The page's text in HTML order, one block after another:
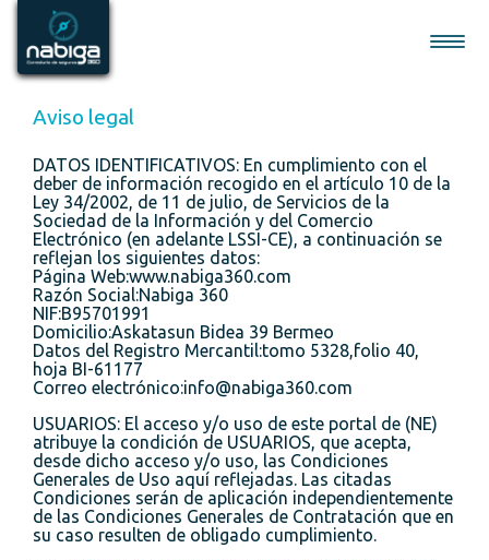
Nabiga 360
Logo - Ir a la página principal
Aviso legal
DATOS IDENTIFICATIVOS: En cumplimiento con el
deber de información recogido en el artículo 10 de la
Ley 34/2002, de 11 de julio, de Servicios de la
Sociedad de la Información y del Comercio
Electrónico (en adelante LSSI-CE), a continuación se
reflejan los siguientes datos:
Página Web:www.nabiga360.com
Razón Social:Nabiga 360
NIF:B95701991
Domicilio:Askatasun Bidea 39 Bermeo
Datos del Registro Mercantil:tomo 5328,folio 40,
hoja BI-61177
Correo electrónico:info@nabiga360.com
USUARIOS: El acceso y/o uso de este portal de (NE)
atribuye la condición de USUARIOS, que acepta,
desde dicho acceso y/o uso, las Condiciones
Generales de Uso aquí reflejadas. Las citadas
Condiciones serán de aplicación independientemente
de las Condiciones Generales de Contratación que en
su caso resulten de obligado cumplimiento.